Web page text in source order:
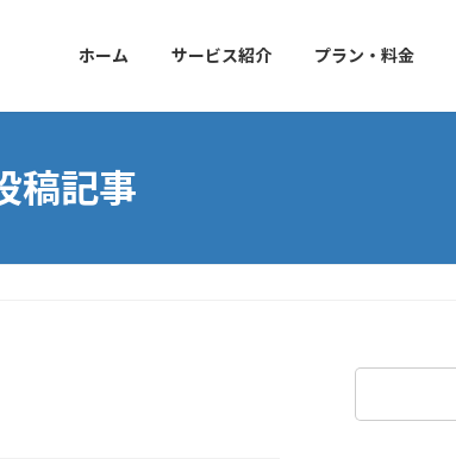
ホーム サービス紹介 プラン・料金
稿記事